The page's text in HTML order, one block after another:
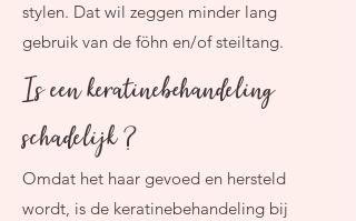
stylen. Dat wil zeggen minder lang
gebruik van de föhn en/of steiltang.
Is een keratinebehandeling
schadelijk ?
Omdat het haar gevoed en hersteld
wordt, is de keratinebehandeling bij